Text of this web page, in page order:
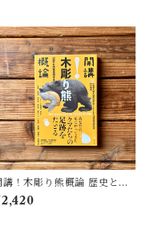
講！木彫り熊概論 歴史と文
を旅する | 北海道大学大学院
学院文化多様性論講座博物